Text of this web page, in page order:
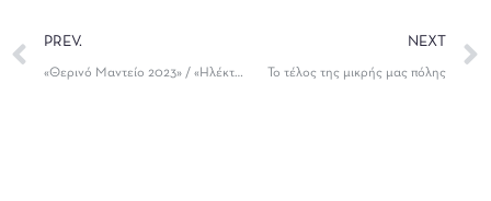
PREV.
«Θερινό Μαντείο 2023» / «Ηλέκτρα: το πρόσωπο της εκδίκησης (;)» : Παράλληλες Δράσεις
NEXT
Το τέλος της μικρής μας πόλης